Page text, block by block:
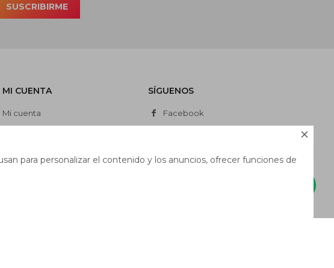

para personalizar el contenido y los anuncios, ofrecer funciones de
MI CUENTA
Mi cuenta
Wish List
SÍGUENOS
Facebook
SUSCRIBIRME